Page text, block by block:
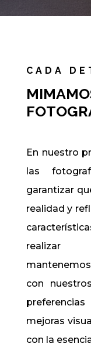
CADA
En nuestro
las
garantizar
realidad y
realizar
con
mejoras
con la